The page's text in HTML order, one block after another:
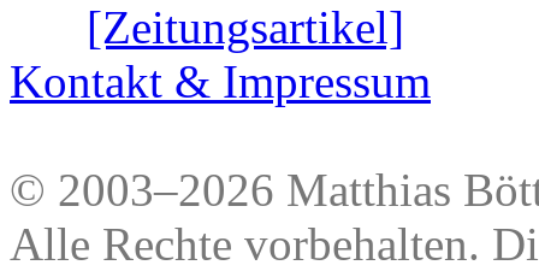
[Zeitungsartikel]
Kontakt & Impressum
© 2003–2026 Matthias
Alle Rechte vorbehalten.